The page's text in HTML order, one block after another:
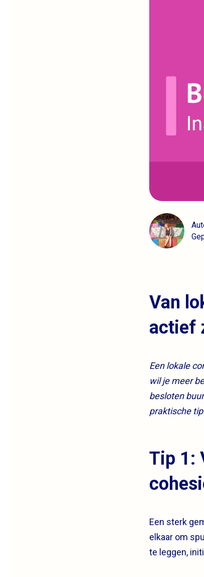
Van
actief
Een lokale
wil je meer
besloten
praktische
Tip 1:
Een sterk
elkaar om
te leggen,